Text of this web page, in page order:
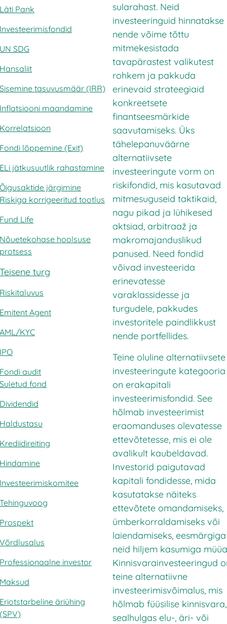
Läti Pank
Investeerimisfondid
UN SDG
Hansaliit
Sisemine tasuvusmäär (IRR)
Inflatsiooni maandamine
Korrelatsioon
Fondi lõppemine (Exit)
ELi jätkusuutlik rahastamine
Õigusaktide järgimine
Riskiga korrigeeritud tootlus
Fund Life
Nõuetekohase hoolsuse
protsess
Teisene turg
Riskitaluvus
Emitent Agent
AML/KYC
IPO
Fondi audit
Suletud fond
Dividendid
Haldustasu
Krediidireiting
Hindamine
Investeerimiskomitee
Tehinguvoog
Prospekt
Võrdlusalus
Professionaalne investor
Maksud
Eriotstarbeline äriühing
(SPV)
sularahast. Neid
investeeringuid hinnatakse
nende võime tõttu
mitmekesistada
tavapärastest valikutest
rohkem ja pakkuda
erinevaid strateegiaid
konkreetsete
finantseesmärkide
saavutamiseks. Üks
tähelepanuväärne
alternatiivsete
investeeringute vorm on
riskifondid, mis kasutavad
mitmesuguseid taktikaid,
nagu pikad ja lühikesed
aktsiad, arbitraaž ja
makromajanduslikud
panused. Need fondid
võivad investeerida
erinevatesse
varaklassidesse ja
turgudele, pakkudes
investoritele paindlikkust
nende portfellides.
Teine oluline alternatiivsete
investeeringute kategooria
on erakapitali
investeerimisfondid. See
hõlmab investeerimist
eraomanduses olevatesse
ettevõtetesse, mis ei ole
avalikult kaubeldavad.
Investorid paigutavad
kapitali fondidesse, mida
kasutatakse näiteks
ettevõtete omandamiseks,
ümberkorraldamiseks või
laiendamiseks, eesmärgiga
neid hiljem kasumiga
Kinnisvarainvesteeringud
teine alternatiivne
investeerimisvõimalus, mis
hõlmab füüsilise kinnisvara,
sealhulgas elu-, äri- või